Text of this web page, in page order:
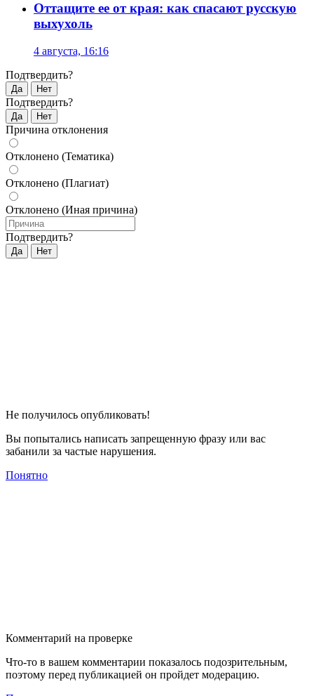
Оттащите ее от края: как спасают русскую
выхухоль
4 августа, 16:16
Подтвердить?
Да Нет
Подтвердить?
Да Нет
Причина отклонения
Отклонено (Тематика)
Отклонено (Плагиат)
Отклонено (Иная причина)
Подтвердить?
Да Нет
Не получилось опубликовать!
Вы попытались написать запрещенную фразу или вас
забанили за частые нарушения.
Понятно
Комментарий на проверке
Что-то в вашем комментарии показалось подозрительным,
поэтому перед публикацией он пройдет модерацию.